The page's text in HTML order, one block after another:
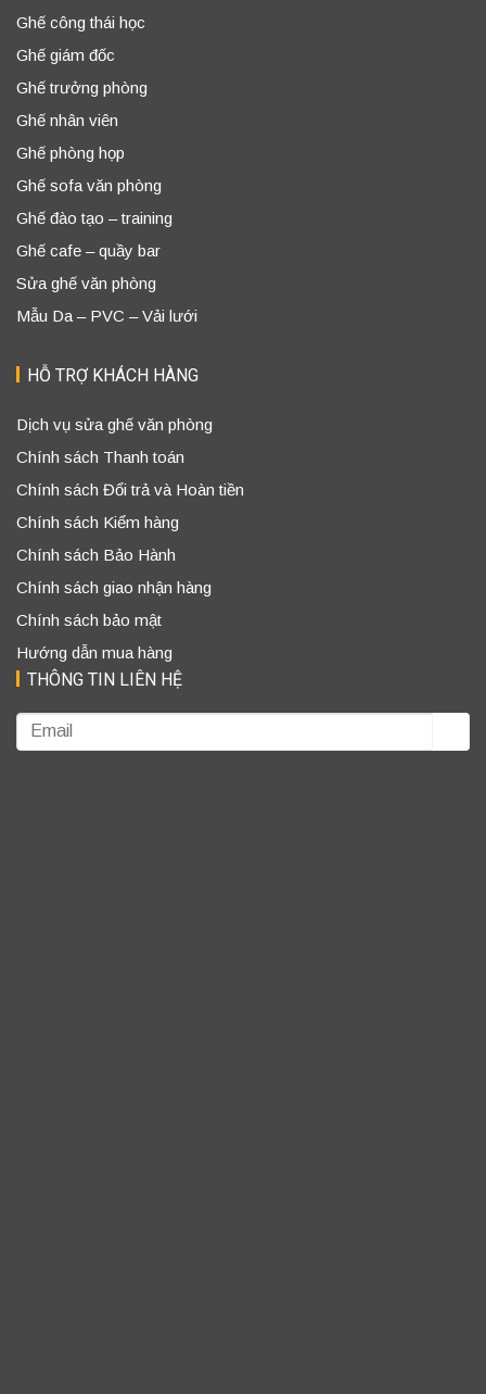
Ghế công thái học
Ghế giám đốc
Ghế trưởng phòng
Ghế nhân viên
Ghế phòng họp
Ghế sofa văn phòng
Ghế đào tạo – training
Ghế cafe – quầy bar
Sửa ghế văn phòng
Mẫu Da – PVC – Vải lưới
HỖ TRỢ KHÁCH HÀNG
Dịch vụ sửa ghế văn phòng
Chính sách Thanh toán
Chính sách Đổi trả và Hoàn tiền
Chính sách Kiểm hàng
Chính sách Bảo Hành
Chính sách giao nhận hàng
Chính sách bảo mật
Hướng dẫn mua hàng
THÔNG TIN LIÊN HỆ